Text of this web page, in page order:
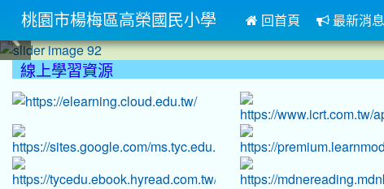
線上學習資源
桃園市楊梅區高榮國民小學 回首頁 最新消息